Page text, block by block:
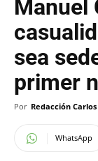
Manuel
sea
primer
Por Redacción
WhatsApp